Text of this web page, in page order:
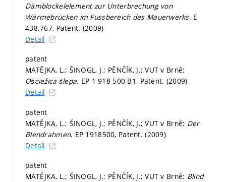
Dämblockelelement zur Unterbrechung von
Wärmebrücken im Fussbereich des Mauerwerks. E
438.767, Patent. (2009)
Detail
patent
MATĚJKA, L.; ŠINOGL, J.; PĚNČÍK, J.; VUT v Brně:
Ościežica ślepa. EP 1 918 500 B1, Patent. (2009)
Detail
patent
MATĚJKA, L.; ŠINOGL, J.; PĚNČÍK, J.; VUT v Brně: Der
Blendrahmen. EP 1918500, Patent. (2009)
Detail
patent
MATĚJKA, L.; ŠINOGL, J.; PĚNČÍK, J.; VUT v Brně: Blind